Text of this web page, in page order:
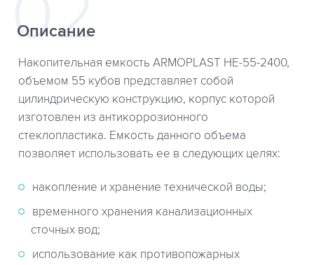
Описание
Накопительная емкость ARMOPLAST НЕ-55-2400,
объемом 55 кубов представляет собой
цилиндрическую конструкцию, корпус которой
изготовлен из антикоррозионного
стеклопластика. Емкость данного объема
позволяет использовать ее в следующих целях:
накопление и хранение технической воды;
временного хранения канализационных
сточных вод;
использование как противопожарных